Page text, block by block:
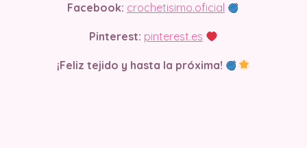
Facebook: crochetisimo.oficial
Pinterest: pinterest.es
¡Feliz tejido y hasta la próxima!